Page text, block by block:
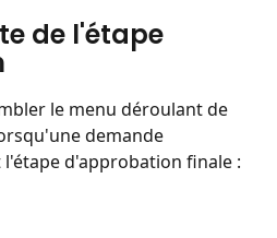
de l'étape
le menu déroulant de
demande
d'approbation finale :